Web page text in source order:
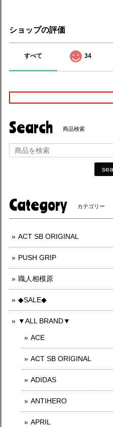
ショップの評価
すべて 34
Search 商品検索
Category カテゴリー
ACT SB ORIGINAL
PUSH GRIP
職人相模原
◆SALE◆
▼ALL BRAND▼
ACE
ACT SB ORIGINAL
ADIDAS
ANTIHERO
APRIL